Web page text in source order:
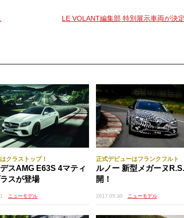
ーを駆使した軽量の「マルチマチックDSSV（ダ
）」を採用。ダンパーやホイールの軽量化により
万円）で提供される。
LE VOLANT編集部 特別展示車両が決定
クラストップ！
スAMG E63S 4マティ
スが登場
ニューモデル
正式デビューはフランクフルト
ルノー 新型メガーヌ
開！
2017.05.30 ニューモデル